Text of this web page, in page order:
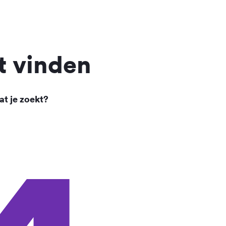
vinden
je zoekt?